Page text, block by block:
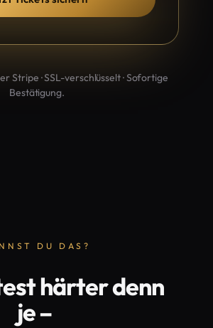
Stripe · SSL-verschlüsselt · Sofortige
Bestätigung.
DU DAS?
härter denn
je –